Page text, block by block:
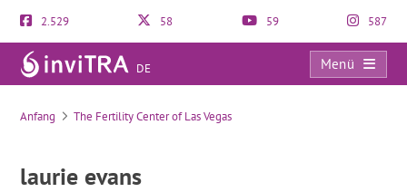
2.529 58 59 587
DE
Menü
laurie evans
Anfang The Fertility Center of Las Vegas
laurie evans